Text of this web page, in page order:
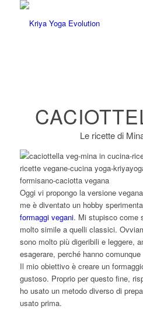
Le ricette di
Oggi vi propongo la versione
me è diventato un hobby
formaggi vegani. Mi stupisco come
molto simile a quelli classici.
sono molto più digeribili e leggere,
esagerare, perché hanno
Il mio obiettivo è creare un
gustoso. Proprio per questo fine,
ho usato un metodo diverso di
usato prima.